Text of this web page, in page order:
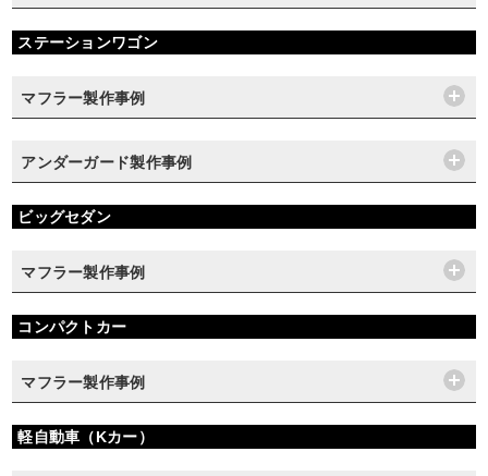
ステーションワゴン
マフラー製作事例
アンダーガード製作事例
ビッグセダン
マフラー製作事例
コンパクトカー
マフラー製作事例
軽自動車（Kカー）